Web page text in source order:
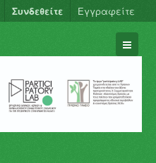
Συνδεθείτε Εγγραφείτε